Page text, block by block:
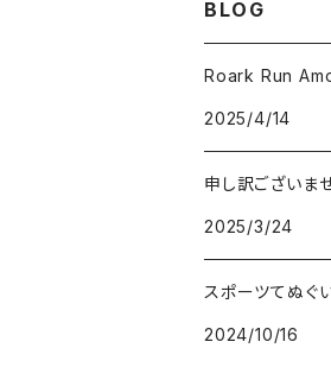
Club My★Star
finetrack
その他アクティビ
5,001～10,000
BLOG
Roark Run
2025/4/14
申し訳ございませ
2025/3/24
スポーツてぬぐ
2024/10/16